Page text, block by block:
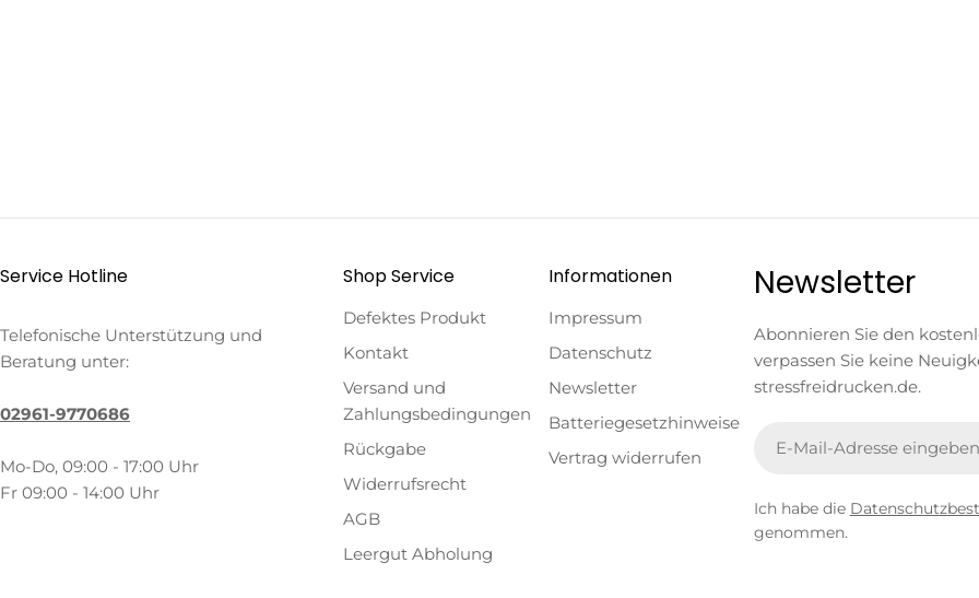
Service Hotline
Telefonische Unterstützung und
Beratung unter:
02961-9770686
Mo-Do, 09:00 - 17:00 Uhr
Fr 09:00 - 14:00 Uhr
Shop Service
Defektes Produkt
Kontakt
Versand und
Zahlungsbedingungen
Rückgabe
Widerrufsrecht
AGB
Leergut Abholung
Informationen
Impressum
Datenschutz
Newsletter
Batteriegesetzhinweise
Vertrag widerrufen
Newsletter
Abonnieren Sie den
verpassen Sie keine
stressfreidrucken.de.
Mail
Ich habe die
genommen.